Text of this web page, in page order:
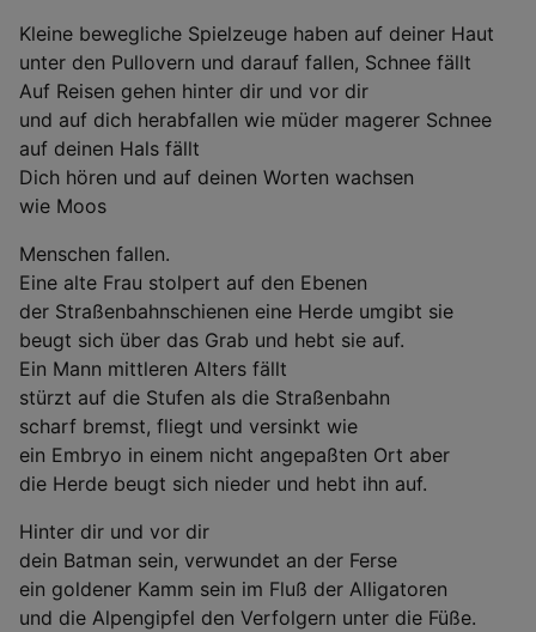
Kleine bewegliche Spielzeuge haben auf deiner Haut
unter den Pullovern und darauf fallen, Schnee fällt
Auf Reisen gehen hinter dir und vor dir
und auf dich herabfallen wie müder magerer Schnee
auf deinen Hals fällt
Dich hören und auf deinen Worten wachsen
wie Moos
Menschen fallen.
Eine alte Frau stolpert auf den Ebenen
der Straßenbahnschienen eine Herde umgibt sie
beugt sich über das Grab und hebt sie auf.
Ein Mann mittleren Alters fällt
stürzt auf die Stufen als die Straßenbahn
scharf bremst, fliegt und versinkt wie
ein Embryo in einem nicht angepaßten Ort aber
die Herde beugt sich nieder und hebt ihn auf.
Hinter dir und vor dir
dein Batman sein, verwundet an der Ferse
ein goldener Kamm sein im Fluß der Alligatoren
und die Alpengipfel den Verfolgern unter die Füße.